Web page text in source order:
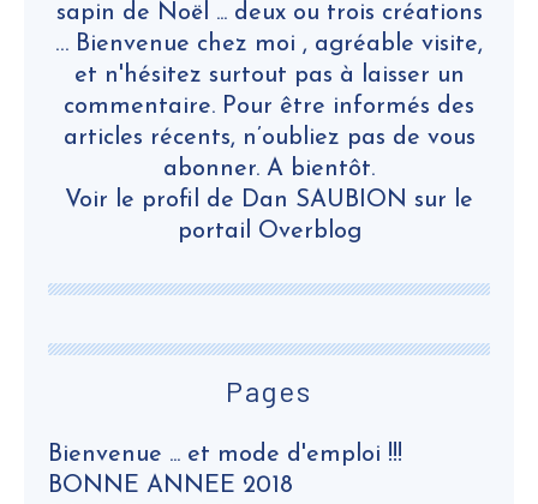
Pages
Bienvenue ... et mode d'emploi !!!
BONNE ANNEE 2018
sapin de Noël ... deux ou trois créations
… Bienvenue chez moi , agréable visite,
et n'hésitez surtout pas à laisser un
commentaire. Pour être informés des
articles récents, n’oubliez pas de vous
abonner. A bientôt.
Voir le profil de Dan SAUBION sur le
portail Overblog